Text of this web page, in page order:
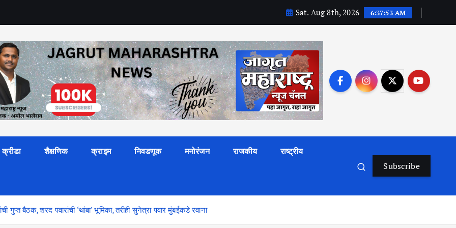
Sat. Aug 8th, 2026 6:37:54 AM
क्रीडा शैक्षणिक क्राइम निवडणूक मनोरंजन राजकीय राष्ट्रीय
Subscribe
गुप्त बैठक, शरद पवारांची ‘थांबा’ भूमिका, तरीही सुनेत्रा पवार मुंबईकडे रवाना